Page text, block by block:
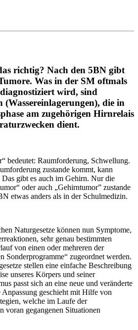
richtig? Nach den 5BN gibt
Was in der SM oftmals
wird, sind
(Wassereinlagerungen), die in
am zugehörigen Hirnrelais
dient.
bedeutet: Raumforderung, Schwellung.
zustande kommt, kann
Das gibt es auch im Gehirn. Nur die
oder auch „Gehirntumor” zustande
etwas anders als in der Schulmedizin.
Naturgesetze können nun Symptome,
sehr genau bestimmten
von einen oder mehreren der
Sonderprogramme“ zugeordnet werden.
stellen eine einfache Beschreibung
unseres Körpers und seiner
passt sich an eine neue und veränderte
Anpassung geschieht mit Hilfe von
welche im Laufe der
voran gegangenen Situationen